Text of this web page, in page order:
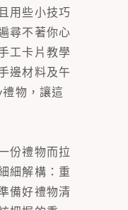
用些小技巧
尋不著你心
工卡片教學
邊材料及午
物，讓這
份禮物而拉
細解構：重
備好禮物清